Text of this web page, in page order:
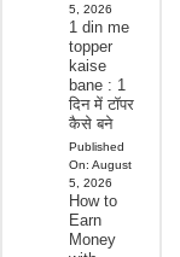
5, 2026
1 din me
topper
kaise
bane : 1
दिन में टॉपर
कैसे बने
Published
On: August
5, 2026
How to
Earn
Money